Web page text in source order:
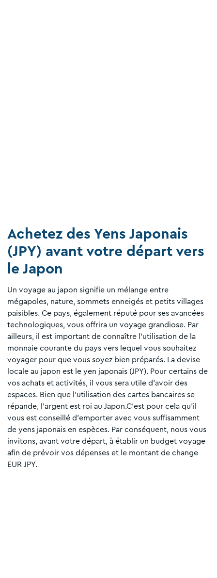
Achetez des Yens Japonais
(JPY) avant votre départ vers
le Japon
Un voyage au japon signifie un mélange entre
mégapoles, nature, sommets enneigés et petits villages
paisibles. Ce pays, également réputé pour ses avancées
technologiques, vous offrira un voyage grandiose. Par
ailleurs, il est important de connaître l’utilisation de la
monnaie courante du pays vers lequel vous souhaitez
voyager pour que vous soyez bien préparés. La devise
locale au japon est le yen japonais (JPY). Pour certains de
vos achats et activités, il vous sera utile d’avoir des
espaces. Bien que l’utilisation des cartes bancaires se
répande, l’argent est roi au Japon.C’est pour cela qu’il
vous est conseillé d’emporter avec vous suffisamment
de yens japonais en espèces. Par conséquent, nous vous
invitons, avant votre départ, à établir un budget voyage
afin de prévoir vos dépenses et le montant de change
EUR JPY.